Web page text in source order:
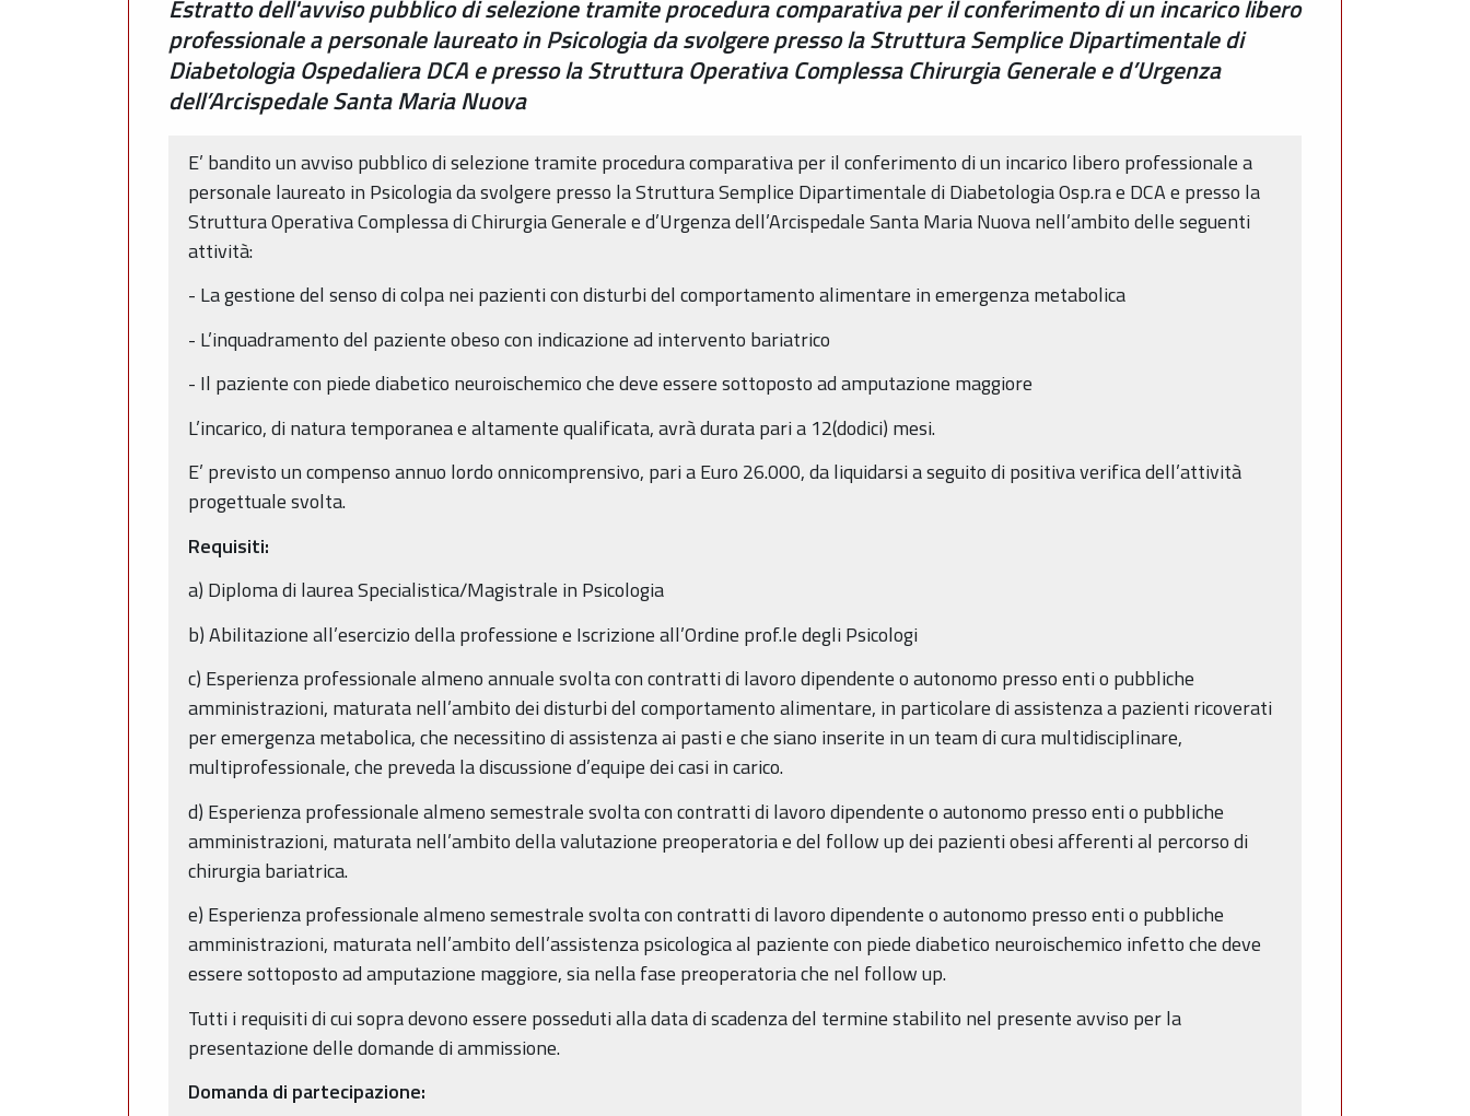
Estratto dell'avviso pubblico di selezione tramite procedura comparativa per il conferimento di un incarico libero
professionale a personale laureato in Psicologia da svolgere presso la Struttura Semplice Dipartimentale di
Diabetologia Ospedaliera DCA e presso la Struttura Operativa Complessa Chirurgia Generale e d’Urgenza
dell’Arcispedale Santa Maria Nuova
E’ bandito un avviso pubblico di selezione tramite procedura comparativa per il conferimento di un incarico libero professionale a
personale laureato in Psicologia da svolgere presso la Struttura Semplice Dipartimentale di Diabetologia Osp.ra e DCA e presso la
Struttura Operativa Complessa di Chirurgia Generale e d’Urgenza dell’Arcispedale Santa Maria Nuova nell’ambito delle seguenti
attività:
- La gestione del senso di colpa nei pazienti con disturbi del comportamento alimentare in emergenza metabolica
- L’inquadramento del paziente obeso con indicazione ad intervento bariatrico
- Il paziente con piede diabetico neuroischemico che deve essere sottoposto ad amputazione maggiore
L’incarico, di natura temporanea e altamente qualificata, avrà durata pari a 12(dodici) mesi.
E’ previsto un compenso annuo lordo onnicomprensivo, pari a Euro 26.000, da liquidarsi a seguito di positiva verifica dell’attività
progettuale svolta.
Requisiti:
a) Diploma di laurea Specialistica/Magistrale in Psicologia
b) Abilitazione all’esercizio della professione e Iscrizione all’Ordine prof.le degli Psicologi
c) Esperienza professionale almeno annuale svolta con contratti di lavoro dipendente o autonomo presso enti o pubbliche
amministrazioni, maturata nell’ambito dei disturbi del comportamento alimentare, in particolare di assistenza a pazienti ricoverati
per emergenza metabolica, che necessitino di assistenza ai pasti e che siano inserite in un team di cura multidisciplinare,
multiprofessionale, che preveda la discussione d’equipe dei casi in carico.
d) Esperienza professionale almeno semestrale svolta con contratti di lavoro dipendente o autonomo presso enti o pubbliche
amministrazioni, maturata nell’ambito della valutazione preoperatoria e del follow up dei pazienti obesi afferenti al percorso di
chirurgia bariatrica.
e) Esperienza professionale almeno semestrale svolta con contratti di lavoro dipendente o autonomo presso enti o pubbliche
amministrazioni, maturata nell’ambito dell’assistenza psicologica al paziente con piede diabetico neuroischemico infetto che deve
essere sottoposto ad amputazione maggiore, sia nella fase preoperatoria che nel follow up.
Tutti i requisiti di cui sopra devono essere posseduti alla data di scadenza del termine stabilito nel presente avviso per la
presentazione delle domande di ammissione.
Domanda di partecipazione: